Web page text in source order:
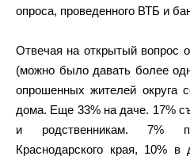
опроса, проведенного ВТБ и
Отвечая на открытый вопрос
(можно было давать более
опрошенных жителей округа
дома. Еще 33% на даче. 17%
и родственникам. 7%
Краснодарского края, 10% в